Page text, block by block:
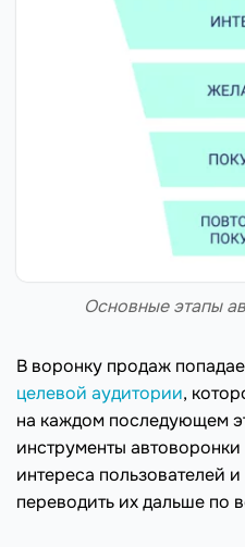
Основные этапы
В воронку продаж
целевой аудитории,
на каждом последующем
инструменты
интереса пользователей
переводить их дальше по